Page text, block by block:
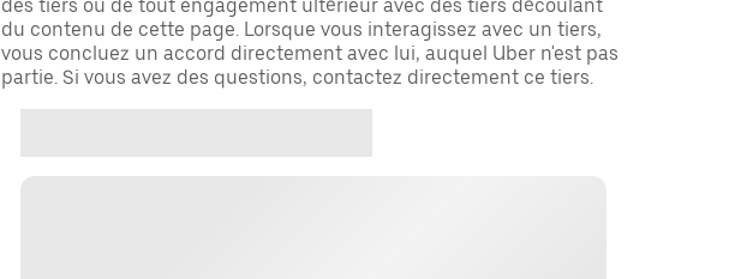
des tiers ou de tout engagement ultérieur avec des tiers découlant
du contenu de cette page. Lorsque vous interagissez avec un tiers,
vous concluez un accord directement avec lui, auquel Uber n'est pas
partie. Si vous avez des questions, contactez directement ce tiers.